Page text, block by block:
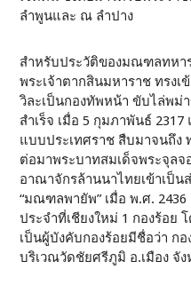
ลำพูนและ ณ ลำปาง
สำหรับประวัติของมณฑลทห
พระเจ้าตากสินมหาราช ทรงเ
วิละเป็นกองทัพหน้า ขับไล่พม่
สำเร็จ เมื่อ 5 กุมภาพันธ์ 2317
แบบประเทศราช สืบมาจนถึ
ต่อมาพระบาทสมเด็จพระจุลจ
อาณาจักรล้านนาไทยเข้าเป็
“มณฑลพายัพ” เมื่อ พ.ศ.
ประจำที่เชียงใหม่ 1 กองร้อย
เป็นผู้บังคับกองร้อยมีชื่อว่า ก
บริเวณวัดชัยศรีภูมิ อ.เมือง จั